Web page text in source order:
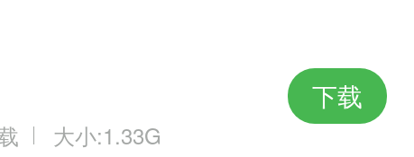
大小:1.33G
下载